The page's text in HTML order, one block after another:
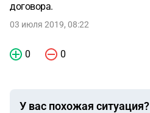
договора.
03 июля 2019, 08:22
0 0
У вас похожая ситуация?